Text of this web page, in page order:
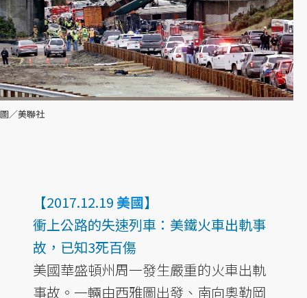
圖／美聯社
【2017.12.19 美國】
衝上公路的失速列車：美鐵火車出軌事
故，已知3死百傷
美國華盛頓州周一發生嚴重的火車出軌
事故。一輛由西雅圖出發、南向奧勒岡